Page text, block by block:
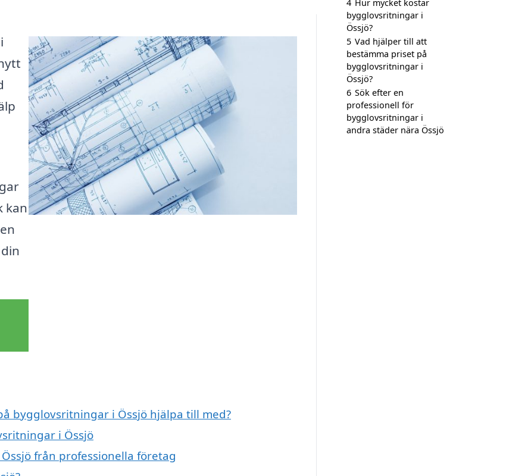
kan
bygglovsritningar i Össjö hjälpa till med?
i Össjö
från professionella företag
4 Hur mycket kostar
bygglovsritningar i
Össjö?
5 Vad hjälper till att
bestämma priset på
bygglovsritningar i
Össjö?
6 Sök efter en
professionell för
bygglovsritningar i
andra städer nära Össjö